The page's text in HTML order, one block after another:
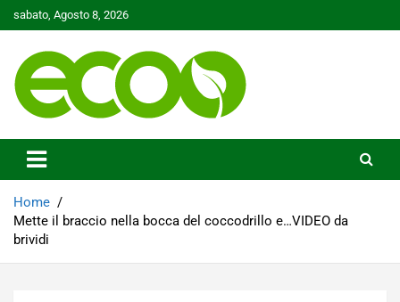
to
sabato, Agosto 8, 2026
Ecoo.it
Home
Mette il braccio nella bocca del coccodrillo e…VIDEO da
brividi